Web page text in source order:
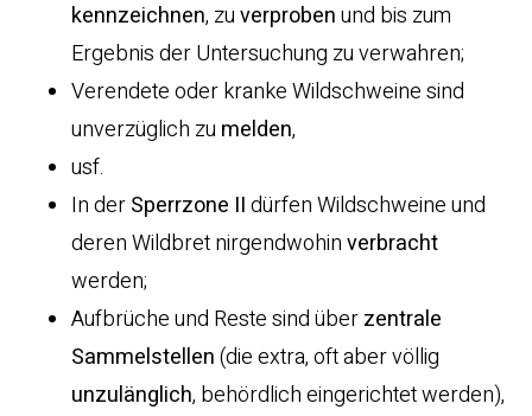
kennzeichnen, zuverprobenund bis zum
Ergebnis der Untersuchung zu verwahren;
Verendete oder kranke Wildschweine sind
unverzüglich zu melden,
usf.
In derSperrzone IIdürfen Wildschweine und
deren Wildbret nirgendwohinverbracht
werden;
Aufbrüche und Reste sind überzentrale
Sammelstellen(die extra, oft aber völlig
unzulänglich, behördlich eingerichtet werden),